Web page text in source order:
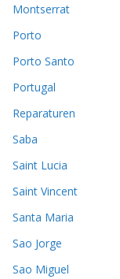
Montserrat
Porto
Porto Santo
Portugal
Reparaturen
Saba
Saint Lucia
Saint Vincent
Santa Maria
Sao Jorge
Sao Miguel